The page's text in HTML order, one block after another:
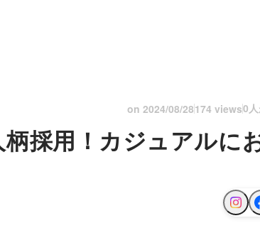
on 2024/08/28174 views0
採用！カジュアルに